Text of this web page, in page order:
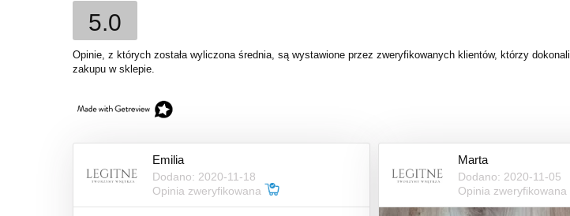
5.0
Opinie, z których została wyliczona średnia, są wystawione przez zweryfikowanych klientów, którzy dokonali
zakupu w sklepie.
Emilia
Dodano: 2020-11-18
Opinia zweryfikowana
Marta
Dodano: 2020-11-05
Opinia zweryfikowana